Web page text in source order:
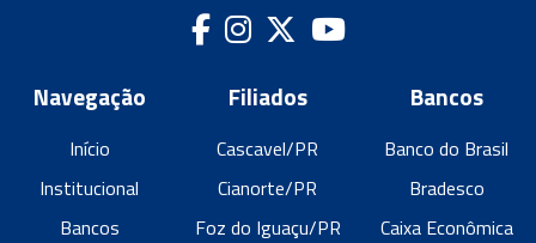
Navegação
Início
Institucional
Bancos
Filiados
Cascavel/PR
Cianorte/PR
Foz do Iguaçu/PR
Bancos
Banco do Brasil
Bradesco
Caixa Econômica